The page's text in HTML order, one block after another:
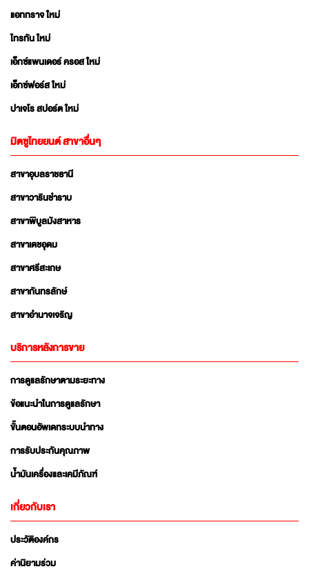
แอททราจ ใหม่
ไทรทัน ใหม่
เอ็กซ์แพนเดอร์ ครอส ใหม่
เอ็กซ์ฟอร์ส ใหม่
ปาเจโร สปอร์ต ใหม่
มิตซูไทยยนต์ สาขาอื่นๆ
สาขาอุบลราชธานี
สาขาวารินชำราบ
สาขาพิบูลมังสาหาร
สาขาเดชอุดม
สาขาศรีสะเกษ
สาขากันทรลักษ์
สาขาอำนาจเจริญ
บริการหลังการขาย
การดูแลรักษาตามระยะทาง
ข้อแนะนำในการดูแลรักษา
ขั้นตอนอัพเดทระบบนำทาง
การรับประกันคุณภาพ
น้ำมันเครื่องและเคมีภัณฑ์
เกี่ยวกับเรา
ประวัติองค์กร
ค่านิยามร่วม